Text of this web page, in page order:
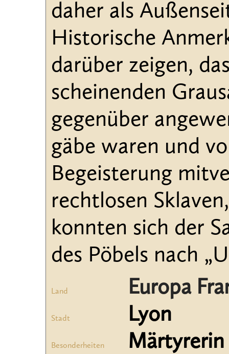
daher als
Historische
darüber zeigen,
scheinenden
gegenüber
gäbe waren und
Begeisterung
rechtlosen
konnten sich der
des Pöbels nach
Land Europa
Stadt Lyon
Besonderheiten Märtyrerin